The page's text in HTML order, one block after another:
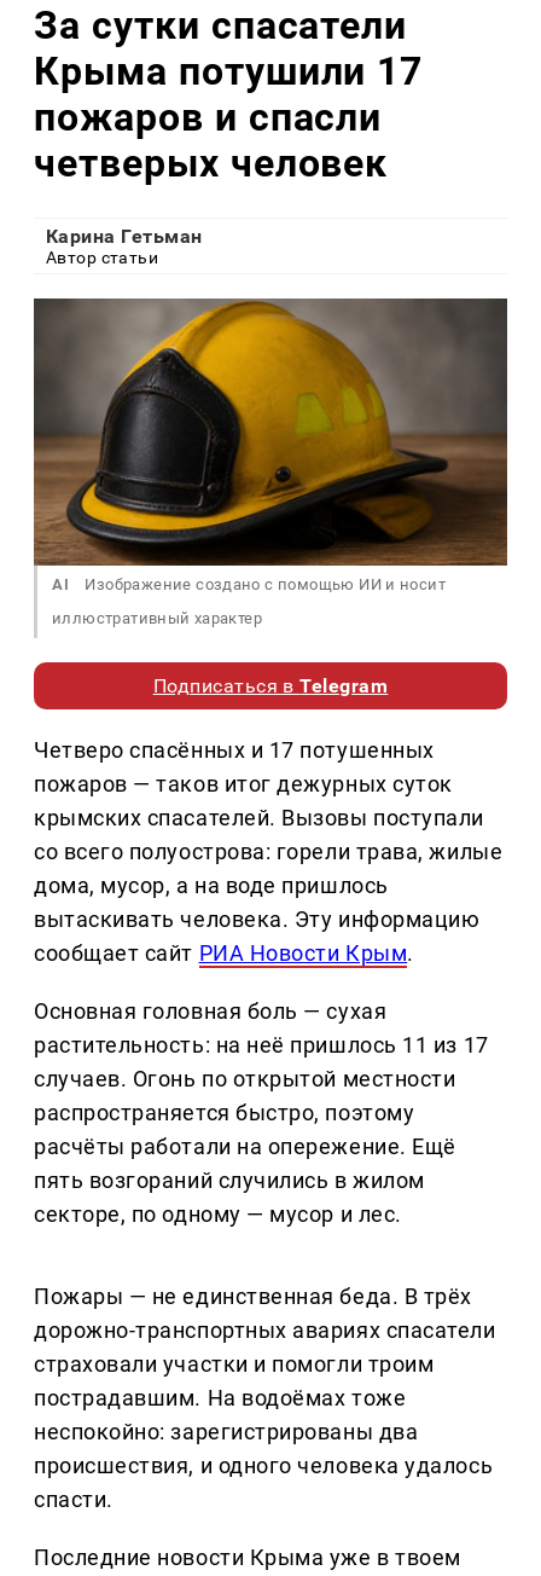
За сутки спасатели
Крыма потушили 17
пожаров и спасли
четверых человек
Карина Гетьман
Автор статьи
AI
Изображение создано с помощью ИИ и носит
иллюстративный характер
Подписаться вTelegram
Четверо спасённых и 17 потушенных
пожаров — таков итог дежурных суток
крымских спасателей. Вызовы поступали
со всего полуострова: горели трава, жилые
дома, мусор, а на воде пришлось
вытаскивать человека. Эту информацию
сообщает сайт РИА Новости Крым.
Основная головная боль — сухая
растительность: на неё пришлось 11 из 17
случаев. Огонь по открытой местности
распространяется быстро, поэтому
расчёты работали на опережение. Ещё
пять возгораний случились в жилом
секторе, по одному — мусор и лес.
Пожары — не единственная беда. В трёх
дорожно-транспортных авариях спасатели
страховали участки и помогли троим
пострадавшим. На водоёмах тоже
неспокойно: зарегистрированы два
происшествия, и одного человека удалось
спасти.
Последние новости Крыма уже в твоем